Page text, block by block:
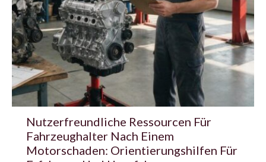
Nutzerfreundliche Ressourcen Für
Fahrzeughalter Nach Einem
Motorschaden: Orientierungshilfen Für